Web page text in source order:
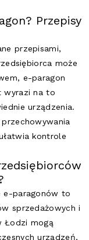
Przepisy
przepisami,
może
e-paragon
wyrazi na to
urządzenia.
kontrole
e-paragonów to
sprzedażowych i
Łodzi mogą
urządzeń,